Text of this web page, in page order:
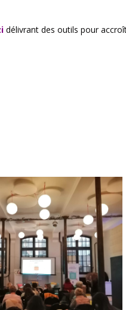
délivrant des outils pour